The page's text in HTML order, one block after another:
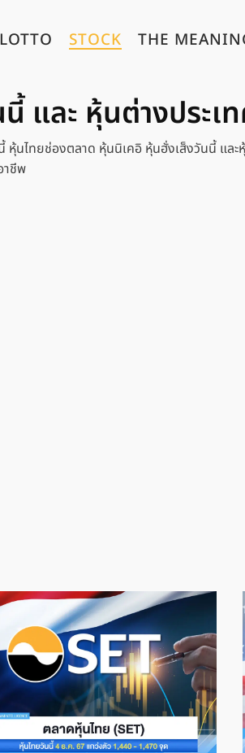
STOCK THE
และ หุ้นต่างประเ
นไทยช่องตลาด หุ้นนิเคอิ หุ้นฮั่งเส็งวันนี้ แล
าชีพ